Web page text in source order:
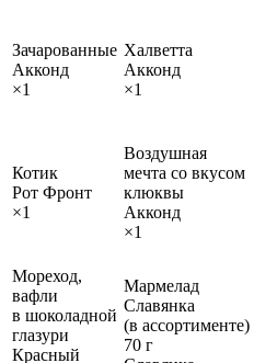
Зачарованные
Акконд
×1
Халветта
Акконд
×1
Котик
Рот Фронт
×1
Воздушная
мечта со вкусом
клюквы
Акконд
×1
Мореход,
вафли
в шоколадной
глазури
Красный
Мармелад
Славянка
(в ассортименте)
70 г